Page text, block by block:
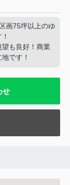
画75坪以上のゆ
も良好！商業
です！
せ